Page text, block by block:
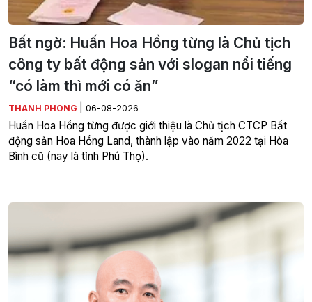
Bất ngờ: Huấn Hoa Hồng từng là Chủ tịch
công ty bất động sản với slogan nổi tiếng
“có làm thì mới có ăn”
THANH PHONG 06-08-2026
Huấn Hoa Hồng từng được giới thiệu là Chủ tịch CTCP Bất
động sản Hoa Hồng Land, thành lập vào năm 2022 tại Hòa
Bình cũ (nay là tỉnh Phú Thọ).